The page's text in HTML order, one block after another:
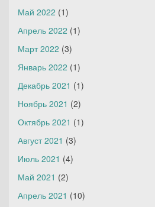
Май 2022 (1)
Апрель 2022 (1)
Март 2022 (3)
Январь 2022 (1)
Декабрь 2021 (1)
Ноябрь 2021 (2)
Октябрь 2021 (1)
Август 2021 (3)
Июль 2021 (4)
Май 2021 (2)
Апрель 2021 (10)